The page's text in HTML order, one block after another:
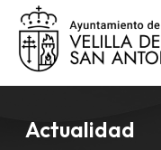
Actualidad